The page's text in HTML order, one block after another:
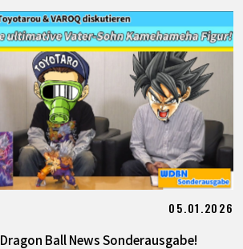
05.01.2026
Ball News Sonderausgabe!